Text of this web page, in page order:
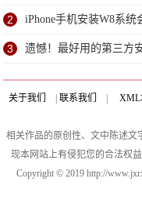
2 iPhone手机安装W8系
3 遗憾！最好用的第三方
关于我们 联系我们 XML
相关作品的原创性、文中陈述文
现本网站上有侵犯您的合法权
Copyright © 2019 http://